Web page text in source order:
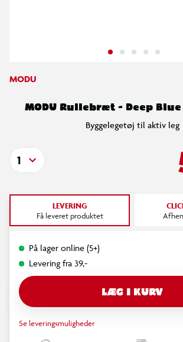
MODU
MODU Rullebræt - Deep
Byggelegetøj til aktiv leg
1
LEVERING
Få leveret produktet
På lager online (5+)
Levering fra 39,-
LÆG I KURV
Se leveringsmuligheder